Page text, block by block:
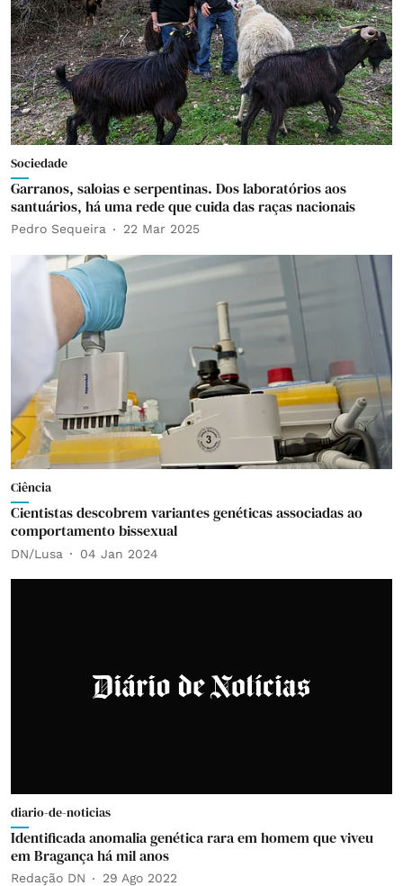
Sociedade
Garranos, saloias e serpentinas. Dos laboratórios aos
santuários, há uma rede que cuida das raças nacionais
Pedro Sequeira 22 Mar 2025
Ciência
Cientistas descobrem variantes genéticas associadas ao
comportamento bissexual
DN/Lusa 04 Jan 2024
diario-de-noticias
Identificada anomalia genética rara em homem que viveu
em Bragança há mil anos
Redação DN 29 Ago 2022